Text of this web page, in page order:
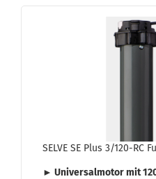
SELVE SE Plus 3/120-​RC
► Uni­ver­sal­mo­tor mit